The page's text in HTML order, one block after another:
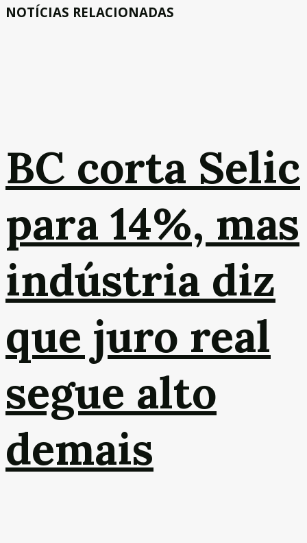
NOTÍCIAS RELACIONADAS
BC corta Selic
para 14%, mas
indústria diz
que juro real
segue alto
demais